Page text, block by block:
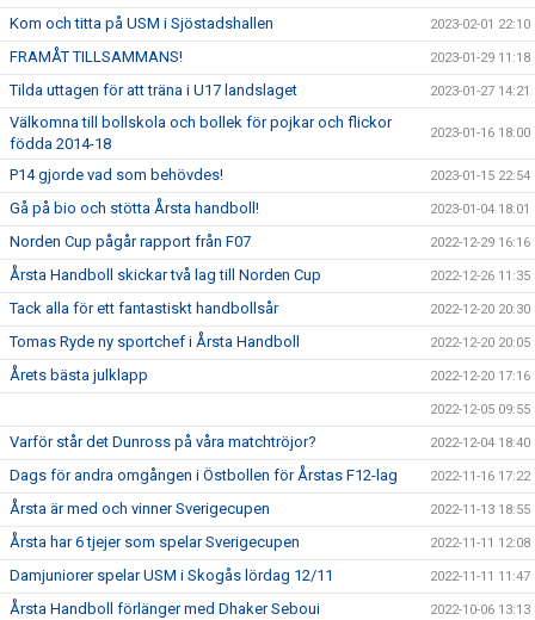
Kom och titta på USM i Sjöstadshallen 2023-02-01 22:10
FRAMÅT TILLSAMMANS! 2023-01-29 11:18
Tilda uttagen för att träna i U17 landslaget 2023-01-27 14:21
Välkomna till bollskola och bollek för pojkar och flickor
födda 2014-18
2023-01-16 18:00
P14 gjorde vad som behövdes! 2023-01-15 22:54
Gå på bio och stötta Årsta handboll! 2023-01-04 18:01
Norden Cup pågår rapport från F07 2022-12-29 16:16
Årsta Handboll skickar två lag till Norden Cup 2022-12-26 11:35
Tack alla för ett fantastiskt handbollsår 2022-12-20 20:30
Tomas Ryde ny sportchef i Årsta Handboll 2022-12-20 20:05
Årets bästa julklapp 2022-12-20 17:16
2022-12-05 09:55
Varför står det Dunross på våra matchtröjor? 2022-12-04 18:40
Dags för andra omgången i Östbollen för Årstas F12-lag 2022-11-16 17:22
Årsta är med och vinner Sverigecupen 2022-11-13 18:55
Årsta har 6 tjejer som spelar Sverigecupen 2022-11-11 12:08
Damjuniorer spelar USM i Skogås lördag 12/11 2022-11-11 11:47
Årsta Handboll förlänger med Dhaker Seboui 2022-10-06 13:13